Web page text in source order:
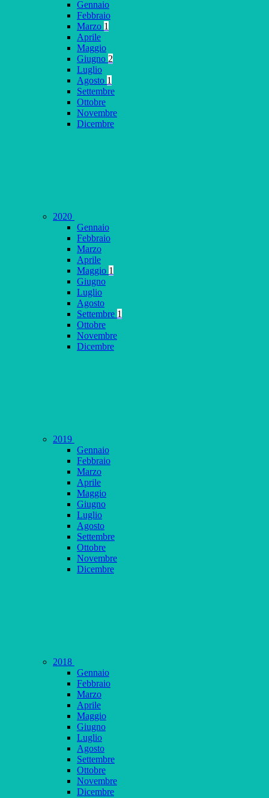
Gennaio
Febbraio
Marzo 1
Aprile
Maggio
Giugno 2
Luglio
Agosto 1
Settembre
Ottobre
Novembre
Dicembre
2020
Gennaio
Febbraio
Marzo
Aprile
Maggio 1
Giugno
Luglio
Agosto
Settembre 1
Ottobre
Novembre
Dicembre
2019
Gennaio
Febbraio
Marzo
Aprile
Maggio
Giugno
Luglio
Agosto
Settembre
Ottobre
Novembre
Dicembre
2018
Gennaio
Febbraio
Marzo
Aprile
Maggio
Giugno
Luglio
Agosto
Settembre
Ottobre
Novembre
Dicembre